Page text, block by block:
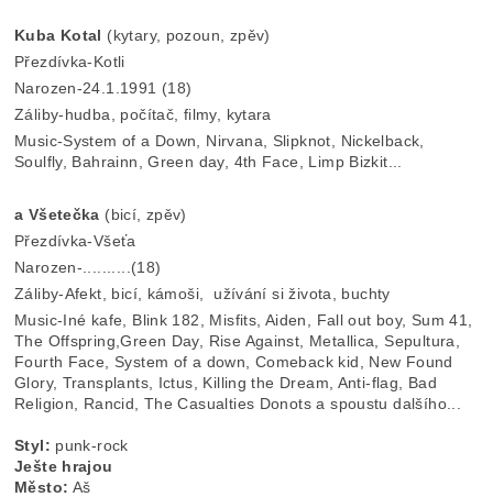
Kuba Kotal (kytary, pozoun, zpěv)
Přezdívka-Kotli
Narozen-24.1.1991 (18)
Záliby-hudba, počítač, filmy, kytara
Music-System of a Down, Nirvana, Slipknot, Nickelback,
Soulfly, Bahrainn, Green day, 4th Face, Limp Bizkit...
a Všetečka (bicí, zpěv)
Přezdívka-Všeťa
Narozen-..........(18)
Záliby-Afekt, bicí, kámoši, užívání si života, buchty
Music-Iné kafe, Blink 182, Misfits, Aiden, Fall out boy, Sum 41,
The Offspring,Green Day, Rise Against, Metallica, Sepultura,
Fourth Face, System of a down, Comeback kid, New Found
Glory, Transplants, Ictus, Killing the Dream, Anti-flag, Bad
Religion, Rancid, The Casualties Donots a spoustu dalšího...
Styl: punk-rock
Ješte hrajou
Město: Aš